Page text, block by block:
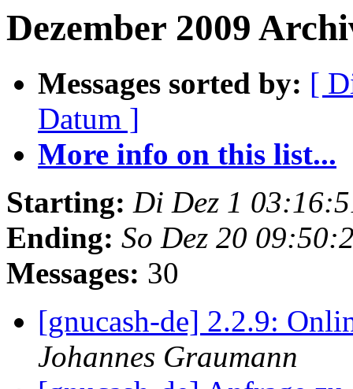
Dezember 2009
Messages sorted by: [
Datum ]
More info on this list...
Starting: Di Dez 1
Ending: So Dez 20
Messages: 30
[gnucash-de] 2.2.9:
Johannes Graumann